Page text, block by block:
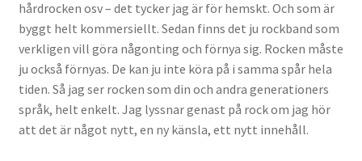
hårdrocken osv – det tycker jag är för hemskt. Och som är
byggt helt kommersiellt. Sedan finns det ju rockband som
verkligen vill göra någonting och förnya sig. Rocken måste
ju också förnyas. De kan ju inte köra på i samma spår hela
tiden. Så jag ser rocken som din och andra generationers
språk, helt enkelt. Jag lyssnar genast på rock om jag hör
att det är något nytt, en ny känsla, ett nytt innehåll.